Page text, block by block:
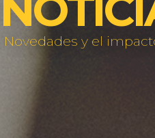
Novedades y el